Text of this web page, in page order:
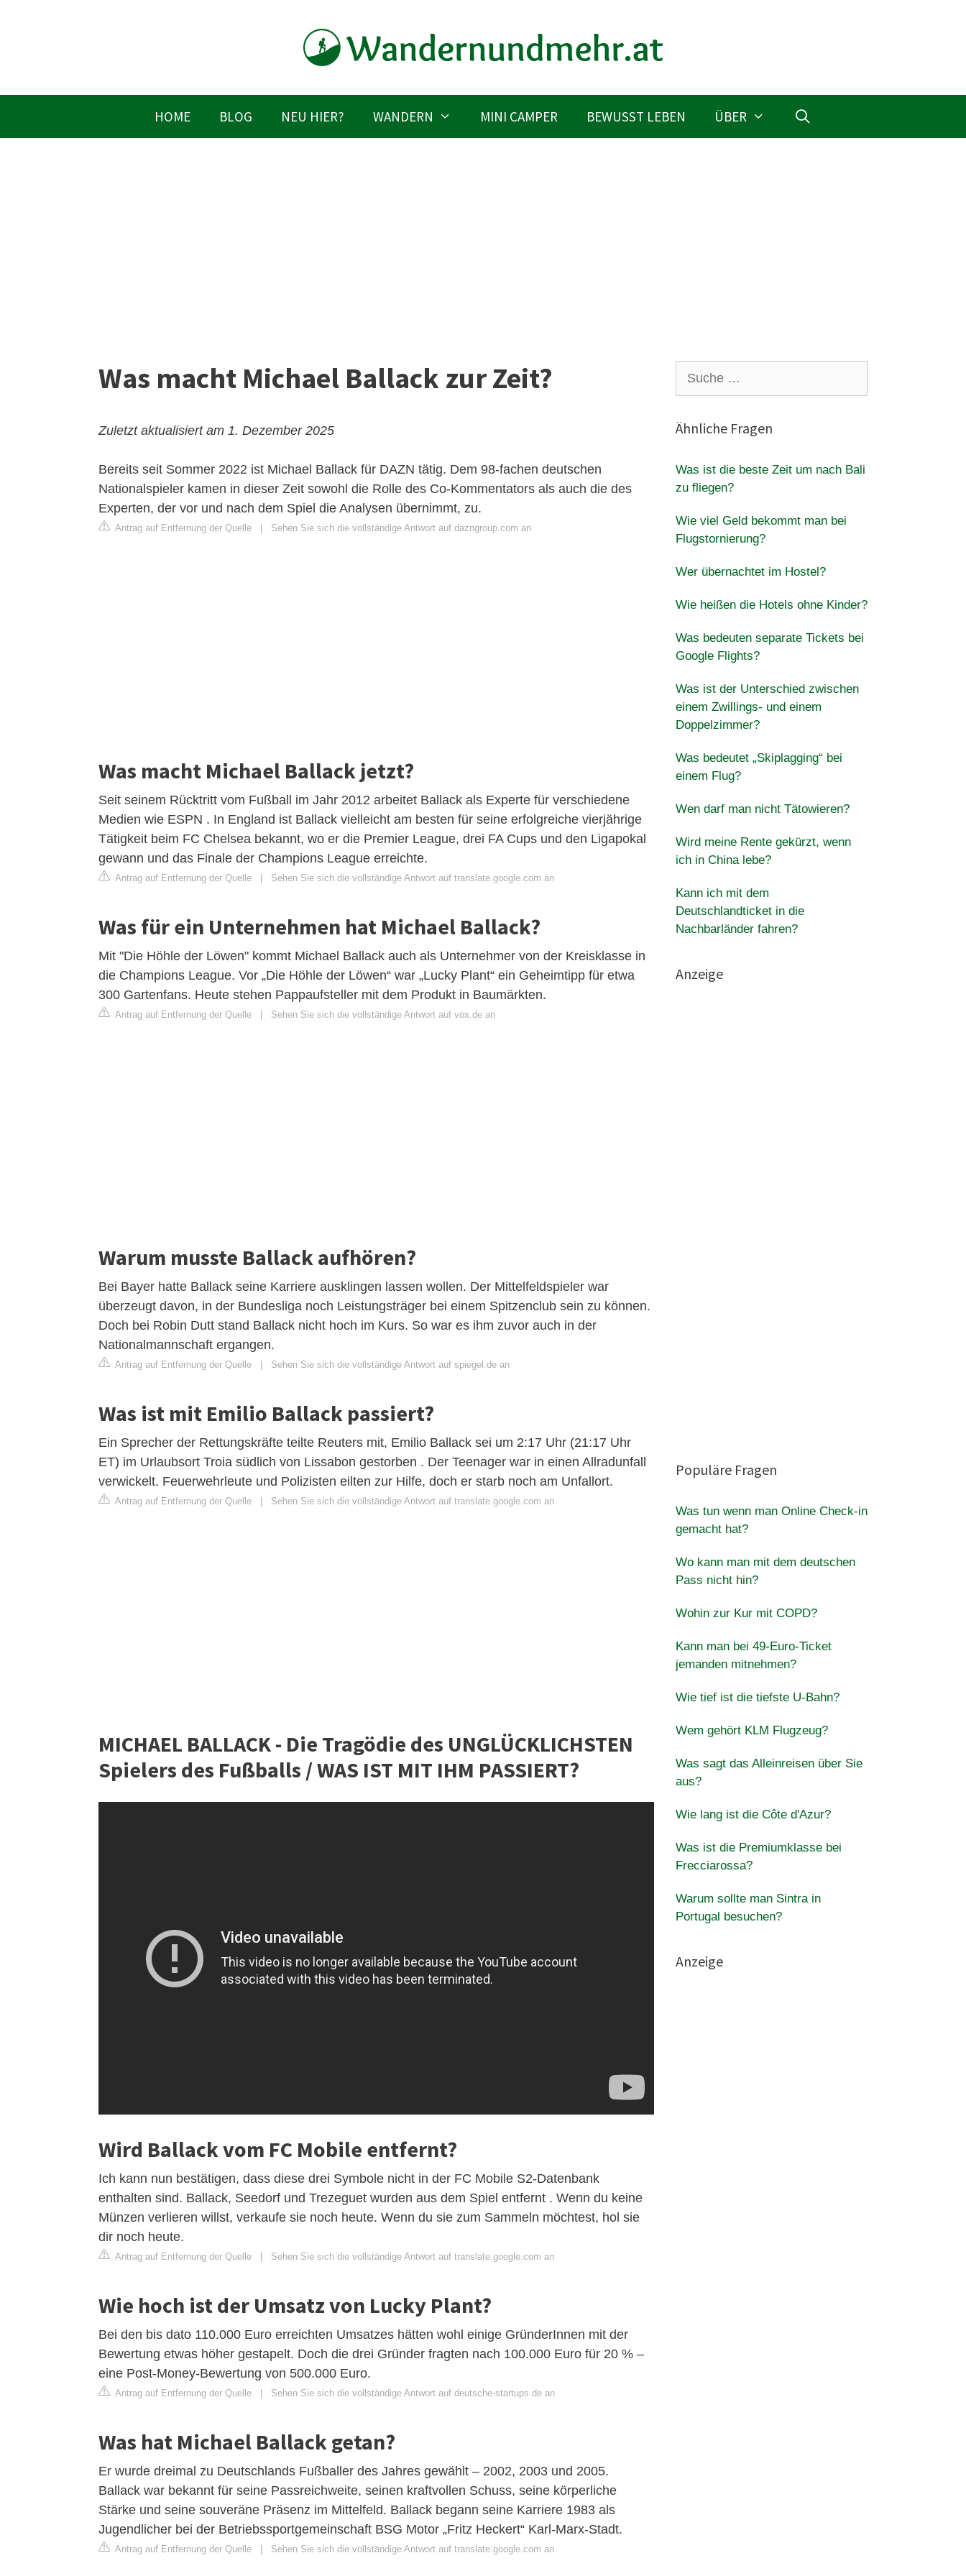
HOME BLOG NEU HIER? WANDERN MINI CAMPER BEWUSST LEBEN ÜBER
Was macht Michael Ballack zur Zeit?
Zuletzt aktualisiert am 1. Dezember 2025
Bereits seit Sommer 2022 ist Michael Ballack für DAZN tätig. Dem 98-fachen deutschen
Nationalspieler kamen in dieser Zeit sowohl die Rolle des Co-Kommentators als auch die des
Experten, der vor und nach dem Spiel die Analysen übernimmt, zu.
Antrag auf Entfernung der Quelle Sehen Sie sich die vollständige Antwort auf dazngroup.com an
Was macht Michael Ballack jetzt?
Seit seinem Rücktritt vom Fußball im Jahr 2012 arbeitet Ballack als Experte für verschiedene
Medien wie ESPN . In England ist Ballack vielleicht am besten für seine erfolgreiche vierjährige
Tätigkeit beim FC Chelsea bekannt, wo er die Premier League, drei FA Cups und den Ligapokal
gewann und das Finale der Champions League erreichte.
Antrag auf Entfernung der Quelle Sehen Sie sich die vollständige Antwort auf translate.google.com an
Was für ein Unternehmen hat Michael Ballack?
Mit "Die Höhle der Löwen" kommt Michael Ballack auch als Unternehmer von der Kreisklasse in
die Champions League. Vor „Die Höhle der Löwen“ war „Lucky Plant“ ein Geheimtipp für etwa
300 Gartenfans. Heute stehen Pappaufsteller mit dem Produkt in Baumärkten.
Antrag auf Entfernung der Quelle Sehen Sie sich die vollständige Antwort auf vox.de an
Warum musste Ballack aufhören?
Bei Bayer hatte Ballack seine Karriere ausklingen lassen wollen. Der Mittelfeldspieler war
überzeugt davon, in der Bundesliga noch Leistungsträger bei einem Spitzenclub sein zu können.
Doch bei Robin Dutt stand Ballack nicht hoch im Kurs. So war es ihm zuvor auch in der
Nationalmannschaft ergangen.
Antrag auf Entfernung der Quelle Sehen Sie sich die vollständige Antwort auf spiegel.de an
Was ist mit Emilio Ballack passiert?
Ein Sprecher der Rettungskräfte teilte Reuters mit, Emilio Ballack sei um 2:17 Uhr (21:17 Uhr
ET) im Urlaubsort Troia südlich von Lissabon gestorben . Der Teenager war in einen Allradunfall
verwickelt. Feuerwehrleute und Polizisten eilten zur Hilfe, doch er starb noch am Unfallort.
Antrag auf Entfernung der Quelle Sehen Sie sich die vollständige Antwort auf translate.google.com an
MICHAEL BALLACK - Die Tragödie des UNGLÜCKLICHSTEN
Spielers des Fußballs / WAS IST MIT IHM PASSIERT?
Wird Ballack vom FC Mobile entfernt?
Ich kann nun bestätigen, dass diese drei Symbole nicht in der FC Mobile S2-Datenbank
enthalten sind. Ballack, Seedorf und Trezeguet wurden aus dem Spiel entfernt . Wenn du keine
Münzen verlieren willst, verkaufe sie noch heute. Wenn du sie zum Sammeln möchtest, hol sie
dir noch heute.
Antrag auf Entfernung der Quelle | Sehen Sie sich die vollständige Antwort auf translate.google.com an
Wie hoch ist der Umsatz von Lucky Plant?
Bei den bis dato 110.000 Euro erreichten Umsatzes hätten wohl einige GründerInnen mit der
Bewertung etwas höher gestapelt. Doch die drei Gründer fragten nach 100.000 Euro für 20 % –
eine Post-Money-Bewertung von 500.000 Euro.
Antrag auf Entfernung der Quelle | Sehen Sie sich die vollständige Antwort auf deutsche-startups.de an
Was hat Michael Ballack getan?
Er wurde dreimal zu Deutschlands Fußballer des Jahres gewählt – 2002, 2003 und 2005.
Ballack war bekannt für seine Passreichweite, seinen kraftvollen Schuss, seine körperliche
Stärke und seine souveräne Präsenz im Mittelfeld. Ballack begann seine Karriere 1983 als
Jugendlicher bei der Betriebssportgemeinschaft BSG Motor „Fritz Heckert“ Karl-Marx-Stadt.
Antrag auf Entfernung der Quelle | Sehen Sie sich die vollständige Antwort auf translate.google.com an
nach:
Ähnliche Fragen
Was ist die beste Zeit um nach Bali
zu fliegen?
Wie viel Geld bekommt man bei
Flugstornierung?
Wer übernachtet im Hostel?
Wie heißen die Hotels ohne Kinder?
Was bedeuten separate Tickets bei
Google Flights?
Was ist der Unterschied zwischen
einem Zwillings- und einem
Doppelzimmer?
Was bedeutet „Skiplagging“ bei
einem Flug?
Wen darf man nicht Tätowieren?
Wird meine Rente gekürzt, wenn
ich in China lebe?
Kann ich mit dem
Deutschlandticket in die
Nachbarländer fahren?
Anzeige
Populäre Fragen
Was tun wenn man Online Check-in
gemacht hat?
Wo kann man mit dem deutschen
Pass nicht hin?
Wohin zur Kur mit COPD?
Kann man bei 49-Euro-Ticket
jemanden mitnehmen?
Wie tief ist die tiefste U-Bahn?
Wem gehört KLM Flugzeug?
Was sagt das Alleinreisen über Sie
aus?
Wie lang ist die Côte d'Azur?
Was ist die Premiumklasse bei
Frecciarossa?
Warum sollte man Sintra in
Portugal besuchen?
Anzeige